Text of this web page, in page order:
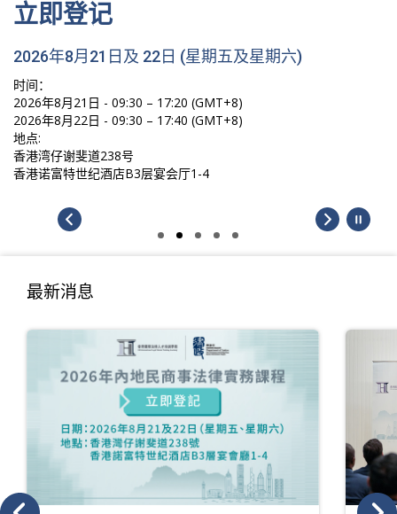
立即登记
2026年8月21日及 22日 (星期五及星期六)
时间：
2026年8月21日 - 09:30 – 17:20 (GMT+8)
2026年8月22日 - 09:30 – 17:40 (GMT+8)
地点:
香港湾仔谢斐道238号
香港诺富特世纪酒店B3层宴会厅1-4
最新消息